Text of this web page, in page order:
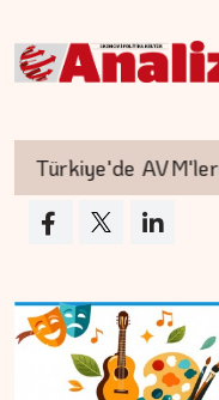
Türkiye'de AVM'lere